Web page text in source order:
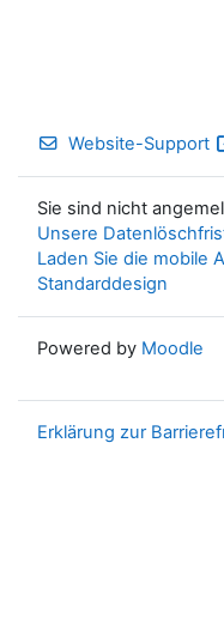
Website-Support
Sie sind nicht
Unsere
Laden Sie die mobile
Standarddesign
Powered by Moodle
Erklärung zur